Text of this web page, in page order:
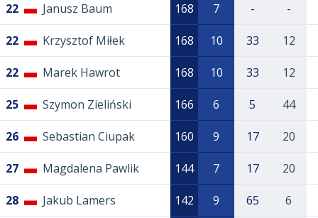
22 Janusz Baum 168 7 - -
22 Krzysztof Miłek 168 10 33 12
22 Marek Hawrot 168 10 33 12
25 Szymon Zieliński 166 6 5 44
26 Sebastian Ciupak 160 9 17 20
27 Magdalena Pawlik 144 7 17 20
28 Jakub Lamers 142 9 65 6